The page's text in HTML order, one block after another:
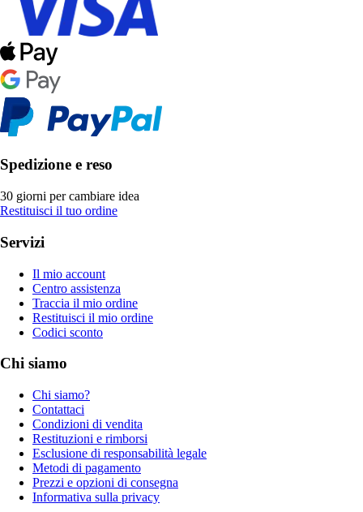
Spedizione e reso
30 giorni per cambiare idea
Restituisci il tuo ordine
Servizi
Il mio account
Centro assistenza
Traccia il mio ordine
Restituisci il mio ordine
Codici sconto
Chi siamo
Chi siamo?
Contattaci
Condizioni di vendita
Restituzioni e rimborsi
Esclusione di responsabilità legale
Metodi di pagamento
Prezzi e opzioni di consegna
Informativa sulla privacy